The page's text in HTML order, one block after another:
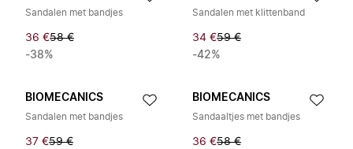
Sandalen met bandjes
36 €58 €
-38%
Sandalen met klittenband
34 €59 €
-42%
BIOMECANICS
Sandalen met bandjes
37 €59 €
BIOMECANICS
Sandaaltjes met bandjes
36 €58 €